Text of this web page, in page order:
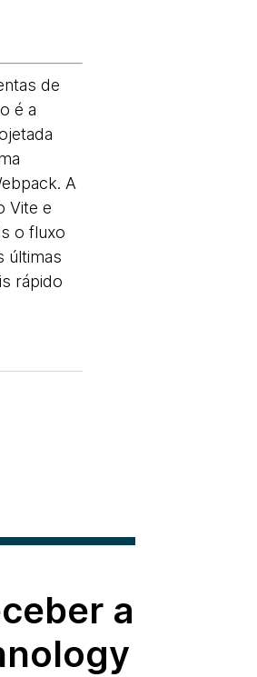
de
é a
A
Vite e
o fluxo
últimas
rápido
a